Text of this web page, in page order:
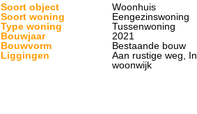
Soort object
Woonhuis
Soort woning
Eengezinswoning
Type woning
Tussenwoning
Bouwjaar
2021
Bouwvorm
Bestaande bouw
Liggingen
Aan rustige weg, In
woonwijk